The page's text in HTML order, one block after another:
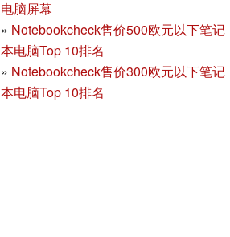
电脑屏幕
» Notebookcheck售价500欧元以下笔记
本电脑Top 10排名
» Notebookcheck售价300欧元以下笔记
本电脑Top 10排名